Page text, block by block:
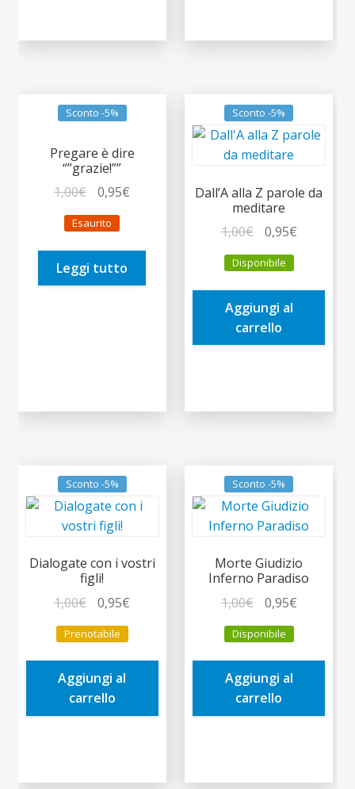
Sconto -5%
Pregare è dire
“”grazie!””
1,00€
prezzo
originale
era:
1,00€.
0,95€
è:
Esaurito
Leggi tutto
Sconto -5%
Dall’A alla Z parole da
meditare
1,00€
prezzo
originale
era:
1,00€.
0,95€Il
è:
Disponibile
Aggiungi al
carrello
Sconto -5%
Dialogate con i vostri
figli!
1,00€
prezzo
originale
era:
1,00€.
0,95€
è:
Prenotabile
Aggiungi al
carrello
Sconto -5%
Morte Giudizio
Inferno Paradiso
1,00€
prezzo
originale
era:
1,00€.
0,95€Il
è:
Disponibile
Aggiungi al
carrello